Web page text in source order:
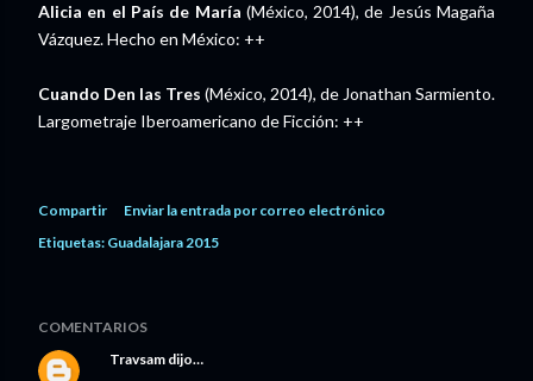
Alicia en el País de María (México, 2014), de Jesús Magaña
Vázquez. Hecho en México: ++
Cuando Den las Tres (México, 2014), de Jonathan Sarmiento.
Largometraje Iberoamericano de Ficción: ++
Compartir
Enviar la entrada por correo electrónico
Etiquetas: Guadalajara 2015
COMENTARIOS
Travsam dijo…